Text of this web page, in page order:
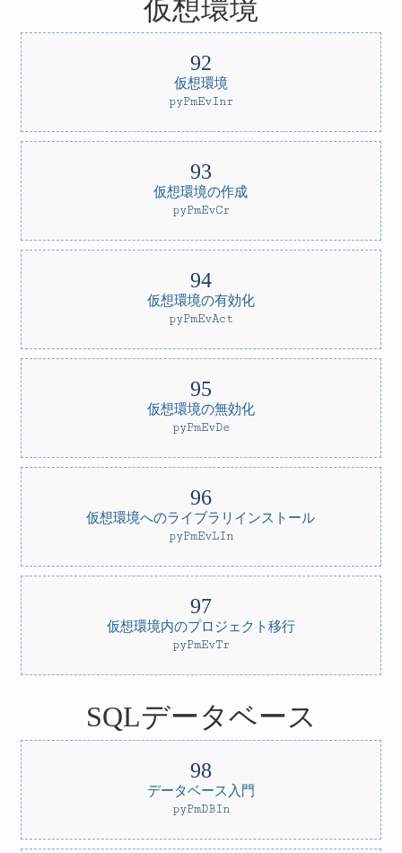
仮想環境
仮想環境
pyPmEvInr
仮想環境の作成
pyPmEvCr
仮想環境の有効化
pyPmEvAct
仮想環境の無効化
pyPmEvDe
仮想環境へのライブラリインストール
pyPmEvLIn
仮想環境内のプロジェクト移行
pyPmEvTr
SQLデータベース
データベース入門
pyPmDBIn